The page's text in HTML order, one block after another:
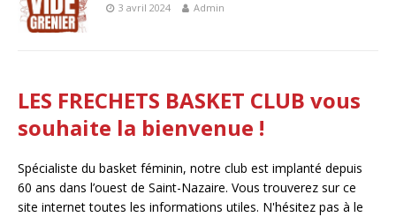
3 avril 2024 Admin
LES FRECHETS BASKET CLUB vous
souhaite la bienvenue !
Spécialiste du basket féminin, notre club est implanté depuis
60 ans dans l’ouest de Saint-Nazaire. Vous trouverez sur ce
site internet toutes les informations utiles. N'hésitez pas à le